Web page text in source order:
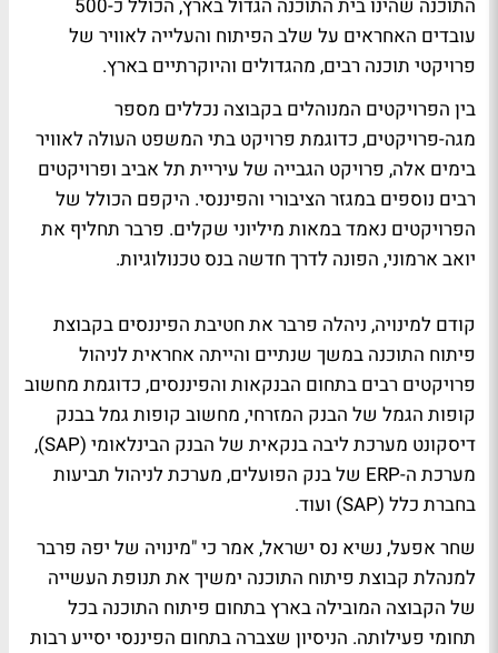
התוכנה שהינו בית התוכנה הגדול בארץ, הכולל כ-500
עובדים האחראים על שלב הפיתוח והעלייה לאוויר של
פרויקטי תוכנה רבים, מהגדולים והיוקרתיים בארץ.
בין הפרויקטים המנוהלים בקבוצה נכללים מספר
מגה-פרויקטים, כדוגמת פרויקט בתי המשפט העולה לאוויר
בימים אלה, פרויקט הגבייה של עיריית תל אביב ופרויקטים
רבים נוספים במגזר הציבורי והפיננסי. היקפם הכולל של
הפרויקטים נאמד במאות מיליוני שקלים. פרבר תחליף את
יואב ארמוני, הפונה לדרך חדשה בנס טכנולוגיות.
קודם למינויה, ניהלה פרבר את חטיבת הפיננסים בקבוצת
פיתוח התוכנה במשך שנתיים והייתה אחראית לניהול
פרויקטים רבים בתחום הבנקאות והפיננסים, כדוגמת מחשוב
קופות הגמל של הבנק המזרחי, מחשוב קופות גמל בבנק
דיסקונט מערכת ליבה בנקאית של הבנק הבינלאומי (SAP),
מערכת ה-ERP של בנק הפועלים, מערכת לניהול תביעות
בחברת כלל (SAP) ועוד.
שחר אפעל, נשיא נס ישראל, אמר כי "מינויה של יפה פרבר
למנהלת קבוצת פיתוח התוכנה ימשיך את תנופת העשייה
של הקבוצה המובילה בארץ בתחום פיתוח התוכנה בכל
תחומי פעילותה. הניסיון שצברה בתחום הפיננסי יסייע רבות